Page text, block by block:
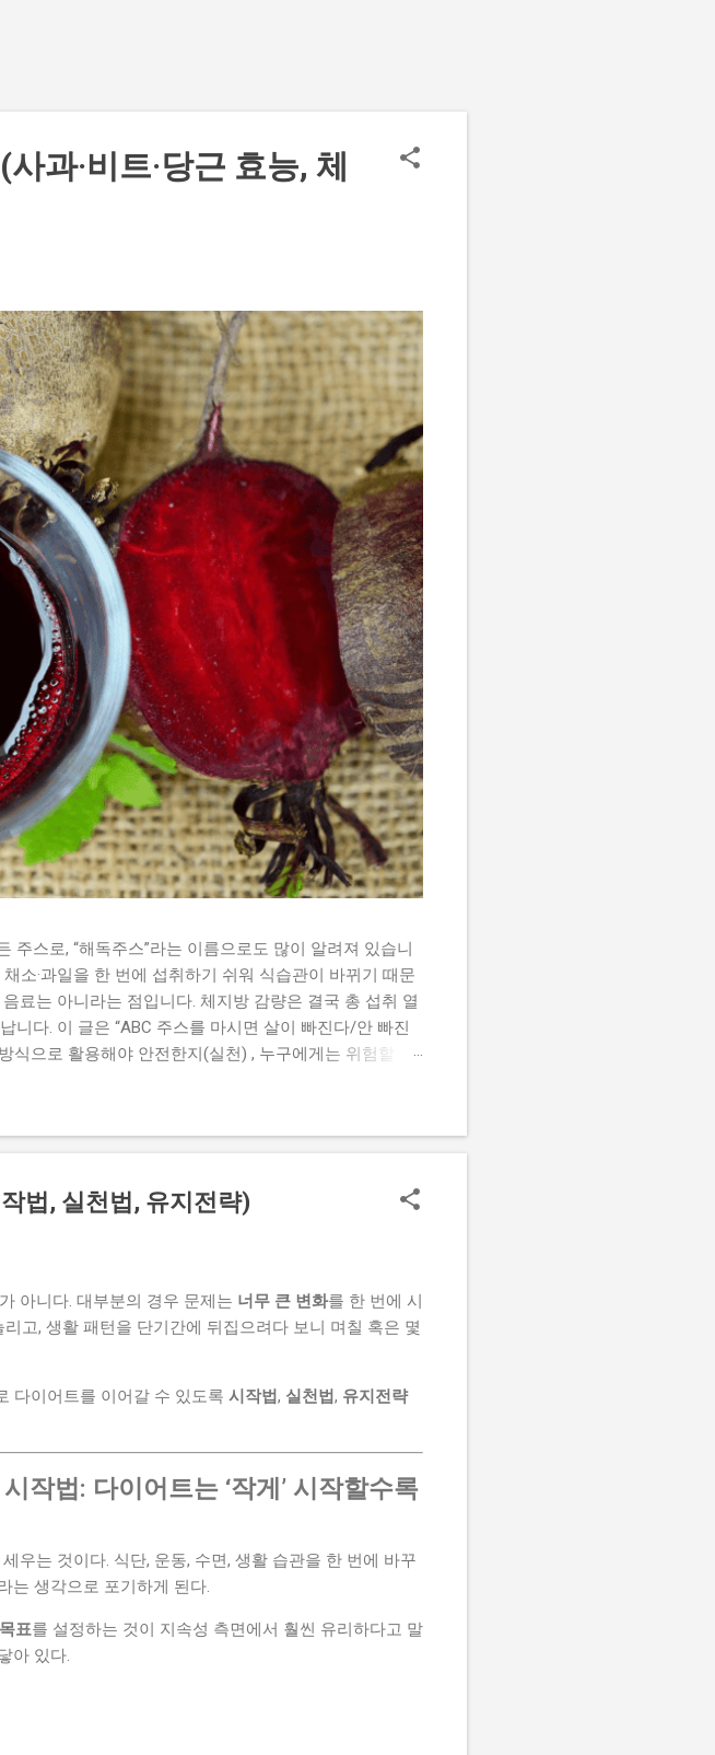
과·비트·당근 효능, 체
주스로, “해독주스”라는 이름으로도 많이 알려져 있습니
소·과일을 한 번에 섭취하기 쉬워 식습관이 바뀌기 때문
료는 아니라는 점입니다. 체지방 감량은 결국 총 섭취 열
니다. 이 글은 “ABC 주스를 마시면 살이 빠진다/안 빠진
식으로 활용해야 안전한지(실천) , 누구에게는 위험할 수
이섬유(특히 펙틴으로 알려진 성분)로 인해 씹는 과정과
을 잡아주는 역할을 합니다. 비트와 당근은 특유의 흙향/
드러워지고 “꾸준히 마실 수 있는 음료”가 됩니다. 다이
속을 도와주는 재료가 될 수 있습니다. 다만 주스로 만들면
비트 – 운동/혈류 이야기로 유명하지만, 다이어트에선
법, 실천법, 유지전략)
아니다. 대부분의 경우 문제는 너무 큰 변화를 한 번에 시
고, 생활 패턴을 단기간에 뒤집으려다 보니 며칠 혹은 몇
다이어트를 이어갈 수 있도록 시작법, 실천법, 유지전략
작법: 다이어트는 ‘작게’ 시작할수록
우는 것이다. 식단, 운동, 수면, 생활 습관을 한 번에 바꾸
는 생각으로 포기하게 된다.
표를 설정하는 것이 지속성 측면에서 훨씬 유리하다고 말
아 있다.